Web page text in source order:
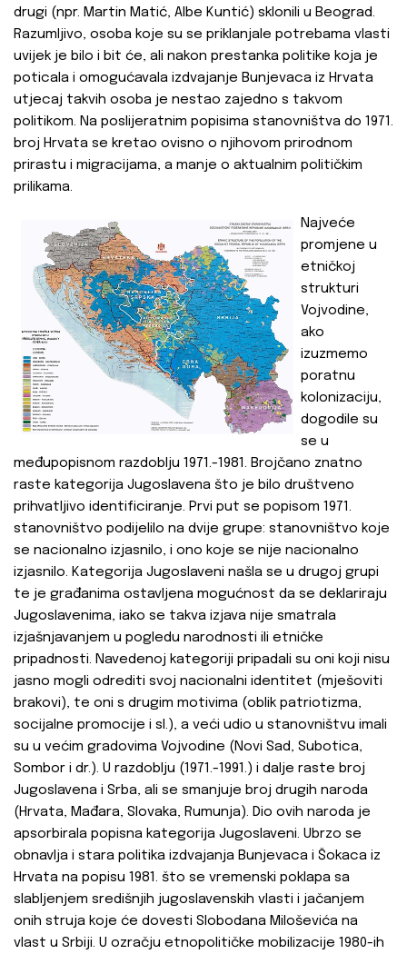
drugi (npr. Martin Matić, Albe Kuntić) sklonili u Beograd.
Razumljivo, osoba koje su se priklanjale potrebama vlasti
uvijek je bilo i bit će, ali nakon prestanka politike koja je
poticala i omogućavala izdvajanje Bunjevaca iz Hrvata
utjecaj takvih osoba je nestao zajedno s takvom
politikom. Na poslijeratnim popisima stanovništva do 1971.
broj Hrvata se kretao ovisno o njihovom prirodnom
prirastu i migracijama, a manje o aktualnim političkim
prilikama.
Najveće
promjene u
etničkoj
strukturi
Vojvodine,
ako
izuzmemo
poratnu
kolonizaciju,
dogodile su
se u
međupopisnom razdoblju 1971.-1981. Brojčano znatno
raste kategorija Jugoslavena što je bilo društveno
prihvatljivo identificiranje. Prvi put se popisom 1971.
stanovništvo podijelilo na dvije grupe: stanovništvo koje
se nacionalno izjasnilo, i ono koje se nije nacionalno
izjasnilo. Kategorija Jugoslaveni našla se u drugoj grupi
te je građanima ostavljena mogućnost da se deklariraju
Jugoslavenima, iako se takva izjava nije smatrala
izjašnjavanjem u pogledu narodnosti ili etničke
pripadnosti. Navedenoj kategoriji pripadali su oni koji nisu
jasno mogli odrediti svoj nacionalni identitet (mješoviti
brakovi), te oni s drugim motivima (oblik patriotizma,
socijalne promocije i sl.), a veći udio u stanovništvu imali
su u većim gradovima Vojvodine (Novi Sad, Subotica,
Sombor i dr.). U razdoblju (1971.-1991.) i dalje raste broj
Jugoslavena i Srba, ali se smanjuje broj drugih naroda
(Hrvata, Mađara, Slovaka, Rumunja). Dio ovih naroda je
apsorbirala popisna kategorija Jugoslaveni. Ubrzo se
obnavlja i stara politika izdvajanja Bunjevaca i Šokaca iz
Hrvata na popisu 1981. što se vremenski poklapa sa
slabljenjem središnjih jugoslavenskih vlasti i jačanjem
onih struja koje će dovesti Slobodana Miloševića na
vlast u Srbiji. U ozračju etnopolitičke mobilizacije 1980-ih